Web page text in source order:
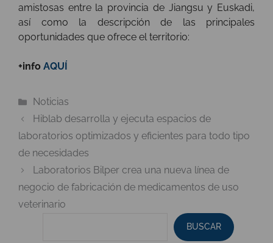
amistosas entre la provincia de Jiangsu y Euskadi,
así como la descripción de las principales
oportunidades que ofrece el territorio:
+info AQUÍ
Categorías
Noticias
Hiblab desarrolla y ejecuta espacios de
laboratorios optimizados y eficientes para todo tipo
de necesidades
Laboratorios Bilper crea una nueva línea de
negocio de fabricación de medicamentos de uso
veterinario
BUSCAR